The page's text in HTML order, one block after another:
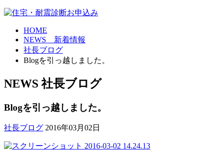
HOME
NEWS 新着情報
社長ブログ
Blogを引っ越しました。
NEWS 社長ブログ
Blogを引っ越しました。
社長ブログ 2016年03月02日